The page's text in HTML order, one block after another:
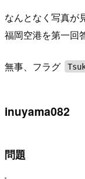
なんとなく写真が
福岡空港を第一回
無事、フラグ
inuyama082
問題